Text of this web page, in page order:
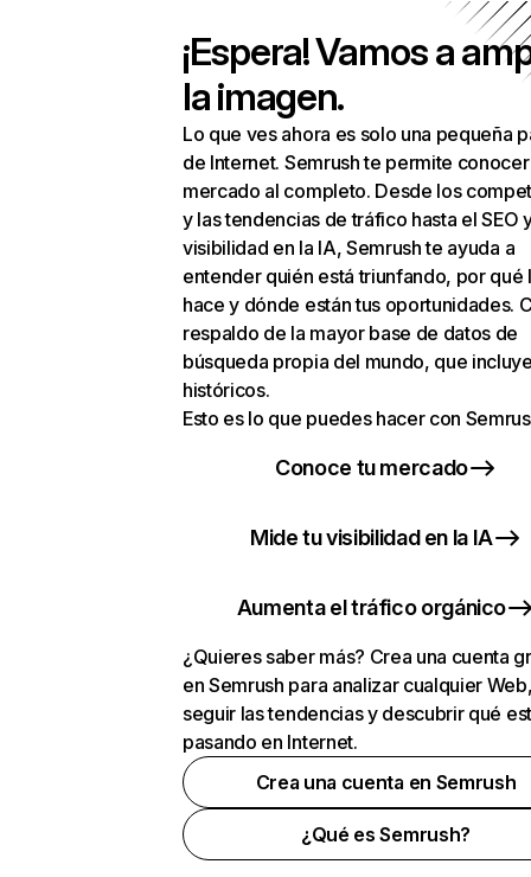
¡Espera! Vamos a
la imagen.
Lo que ves ahora es solo una pequeña
de Internet. Semrush te permite
mercado al completo. Desde los
y las tendencias de tráfico hasta el SEO
visibilidad en la IA, Semrush te ayuda a
entender quién está triunfando, por qué
hace y dónde están tus oportunidades.
respaldo de la mayor base de datos de
búsqueda propia del mundo, que
históricos.
Esto es lo que puedes hacer con
Conoce tu mercado
Mide tu visibilidad en la IA
Aumenta el tráfico orgánico
¿Quieres saber más? Crea una cuenta
en Semrush para analizar cualquier
seguir las tendencias y descubrir qué
pasando en Internet.
Crea una cuenta en Semrush
¿Qué es Semrush?